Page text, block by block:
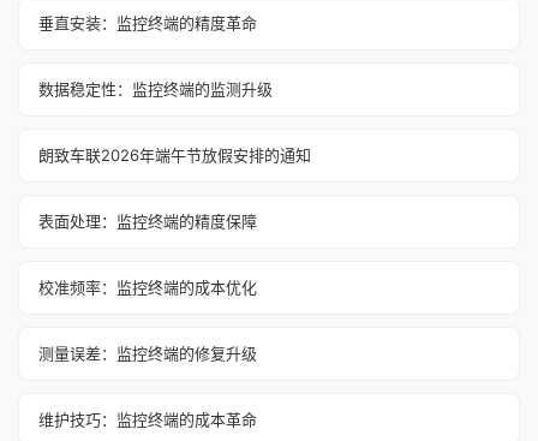
垂直安装：监控终端的精度革命
数据稳定性：监控终端的监测升级
朗致车联2026年端午节放假安排的通知‌
表面处理：监控终端的精度保障
校准频率：监控终端的成本优化
测量误差：监控终端的修复升级
维护技巧：监控终端的成本革命